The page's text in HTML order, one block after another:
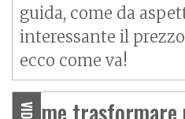
guida, come da
interessante il
ecco come va!
Come trasformare